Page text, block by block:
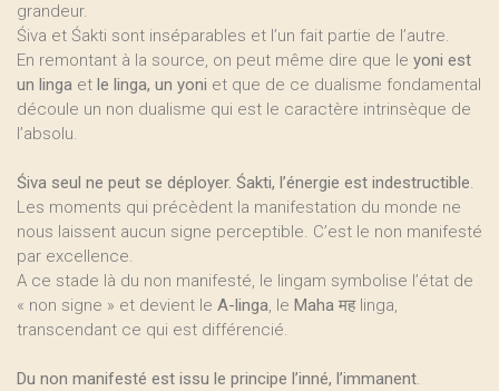
grandeur.
Śiva et Śakti sont inséparables et l’un fait partie de l’autre.
En remontant à la source, on peut même dire que le yoni est
un linga et le linga, un yoni et que de ce dualisme fondamental
découle un non dualisme qui est le caractère intrinsèque de
l’absolu.
Śiva seul ne peut se déployer. Śakti, l’énergie est indestructible.
Les moments qui précèdent la manifestation du monde ne
nous laissent aucun signe perceptible. C’est le non manifesté
par excellence.
A ce stade là du non manifesté, le lingam symbolise l’état de
« non signe » et devient le A-linga, le Maha मह linga,
transcendant ce qui est différencié.
Du non manifesté est issu le principe l’inné, l’immanent.